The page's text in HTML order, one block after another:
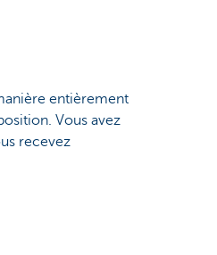
entièrement
Vous avez
recevez